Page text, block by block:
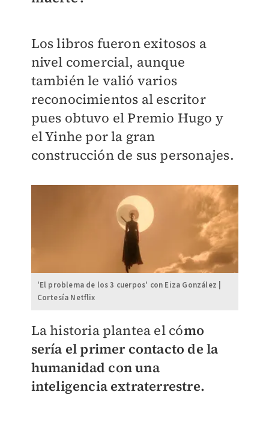
Los libros fueron exitosos a
nivel comercial, aunque
también le valió varios
reconocimientos al escritor
pues obtuvo el Premio Hugo y
el Yinhe por la gran
construcción de sus personajes.
'El problema de los 3 cuerpos' con Eiza González |
Cortesía Netflix
La historia plantea el cómo
sería el primer contacto de la
humanidad con una
inteligencia extraterrestre.